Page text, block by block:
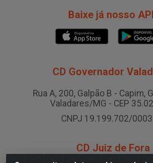
Baixe já nosso
CD Governador
Rua A, 200, Galpão B - Capim,
Valadares/MG - CEP
CNPJ 19.199.702/
CD Juiz de Fora